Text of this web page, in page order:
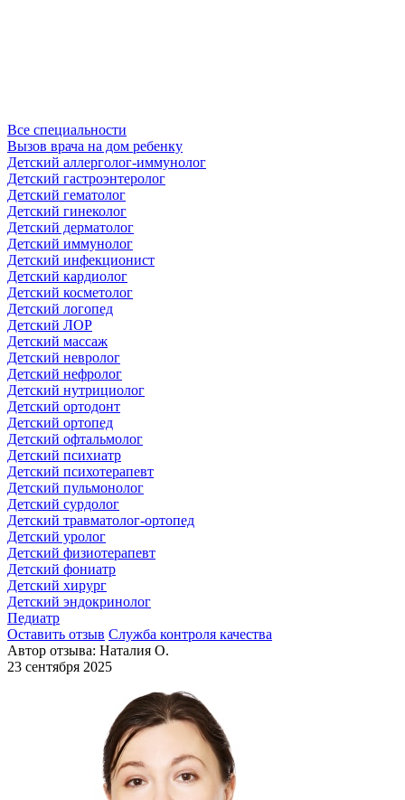
Все специальности
Вызов врача на дом ребенку
Детский аллерголог-иммунолог
Детский гастроэнтеролог
Детский гематолог
Детский гинеколог
Детский дерматолог
Детский иммунолог
Детский инфекционист
Детский кардиолог
Детский косметолог
Детский логопед
Детский ЛОР
Детский массаж
Детский невролог
Детский нефролог
Детский нутрициолог
Детский ортодонт
Детский ортопед
Детский офтальмолог
Детский психиатр
Детский психотерапевт
Детский пульмонолог
Детский сурдолог
Детский травматолог-ортопед
Детский уролог
Детский физиотерапевт
Детский фониатр
Детский хирург
Детский эндокринолог
Педиатр
Оставить отзыв Служба контроля качества
Автор отзыва: Наталия О.
23 сентября 2025